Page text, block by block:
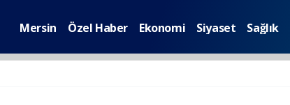
Mersin Özel Haber Ekonomi Siyaset Sağlık